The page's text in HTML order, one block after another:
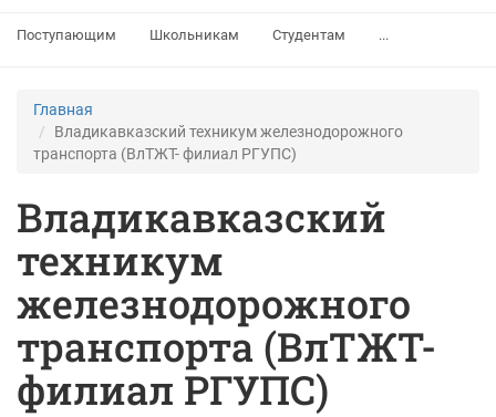
Поступающим Школьникам Студентам ...
Главная
Владикавказский техникум железнодорожного
транспорта (ВлТЖТ- филиал РГУПС)
Владикавказский
техникум
железнодорожного
транспорта (ВлТЖТ-
филиал РГУПС)